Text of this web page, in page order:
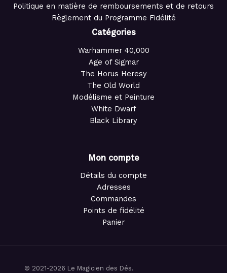
Politique en matière de remboursements et de retours
Règlement du Programme Fidélité
Catégories
Warhammer 40,000
Age of Sigmar
The Horus Heresy
The Old World
Modélisme et Peinture
White Dwarf
Black Library
Mon compte
Détails du compte
Adresses
Commandes
Points de fidélité
Panier
© 2021-2026 Le Magicien des Dés.